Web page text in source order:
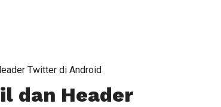
Twitter di Android
dan Header